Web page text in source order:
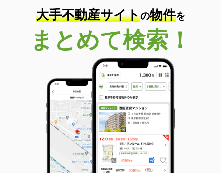
大手不動産サイトの物件を
まとめて検索！